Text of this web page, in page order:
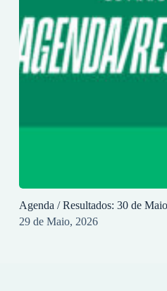
Agenda / Resultados: 30 de
29 de Maio, 2026